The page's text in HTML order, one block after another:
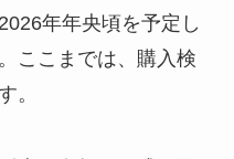
年年央頃を予定し
ここまでは、購入検
。